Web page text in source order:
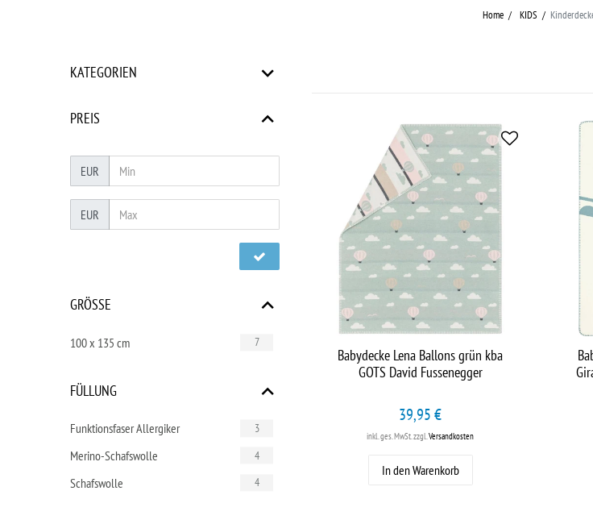
Home KIDS
KATEGORIEN
PREIS
EUR
EUR
GRÖSSE
100 x 135 cm 7
FÜLLUNG
Funktionsfaser Allergiker 3
Merino-Schafswolle 4
Schafswolle 4
Babydecke Lena Ballons grün kba
GOTS David Fussenegger
39,95 €
inkl. ges. MwSt. zzgl.Versandkosten
In den Warenkorb